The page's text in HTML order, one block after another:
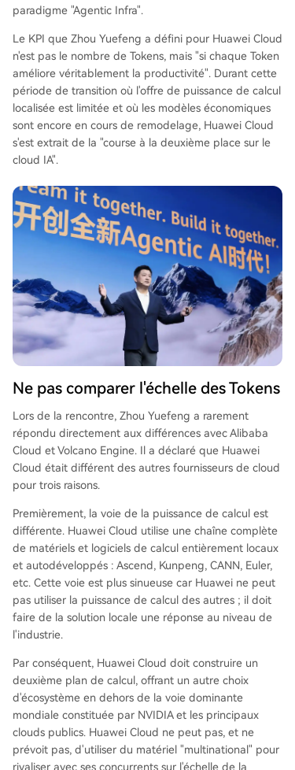
paradigme "Agentic Infra".
Le KPI que Zhou Yuefeng a défini pour Huawei Cloud
n'est pas le nombre de Tokens, mais "si chaque Token
améliore véritablement la productivité". Durant cette
période de transition où l'offre de puissance de calcul
localisée est limitée et où les modèles économiques
sont encore en cours de remodelage, Huawei Cloud
s'est extrait de la "course à la deuxième place sur le
cloud IA".
Ne pas comparer l'échelle des Tokens
Lors de la rencontre, Zhou Yuefeng a rarement
répondu directement aux différences avec Alibaba
Cloud et Volcano Engine. Il a déclaré que Huawei
Cloud était différent des autres fournisseurs de cloud
pour trois raisons.
Premièrement, la voie de la puissance de calcul est
différente. Huawei Cloud utilise une chaîne complète
de matériels et logiciels de calcul entièrement locaux
et autodéveloppés : Ascend, Kunpeng, CANN, Euler,
etc. Cette voie est plus sinueuse car Huawei ne peut
pas utiliser la puissance de calcul des autres ; il doit
faire de la solution locale une réponse au niveau de
l'industrie.
Par conséquent, Huawei Cloud doit construire un
deuxième plan de calcul, offrant un autre choix
d'écosystème en dehors de la voie dominante
mondiale constituée par NVIDIA et les principaux
clouds publics. Huawei Cloud ne peut pas, et ne
prévoit pas, d'utiliser du matériel "multinational" pour
rivaliser avec ses concurrents sur l'échelle de la